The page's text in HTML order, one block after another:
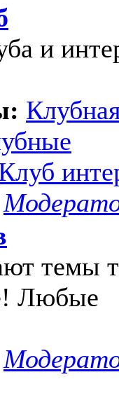
и
темы
Любые